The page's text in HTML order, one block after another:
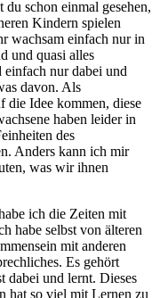
schon einmal gesehen,
Kindern spielen
wachsam einfach nur in
und quasi alles
einfach nur dabei und
davon. Als
die Idee kommen, diese
haben leider in
des
Anders kann ich mir
was wir ihnen
ich die Zeiten mit
habe selbst von älteren
mit anderen
Es gehört
dabei und lernt. Dieses
hat so viel mit Lernen zu